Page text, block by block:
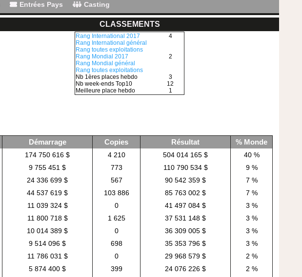
Entrées Pays Casting
CLASSEMENTS
Rang International 2017
Rang International général
Rang toutes exploitations
Rang Mondial 2017
Rang Mondial général
Rang toutes exploitations
Nb 1ères places hebdo
Nb week-ends Top10
Meilleure place hebdo
4
2
3
12
1
Démarrage Copies Résultat
% Monde
174 750 616 $ 4 210 504 014 165 $
40 %
9 755 451 $ 773 110 790 534 $
9 %
24 336 699 $ 567 90 542 359 $
7 %
44 537 619 $ 103 886 85 763 002 $
7 %
11 039 324 $ 0 41 497 084 $
3 %
11 800 718 $ 1 625 37 531 148 $
3 %
10 014 389 $ 0 36 309 005 $
3 %
9 514 096 $ 698 35 353 796 $
3 %
11 786 031 $ 0 29 968 579 $
2 %
5 874 400 $ 399 24 076 226 $
2 %